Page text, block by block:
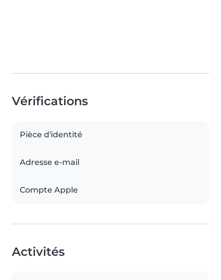
Vérifications
Pièce d'identité
Adresse e-mail
Compte Apple
Activités